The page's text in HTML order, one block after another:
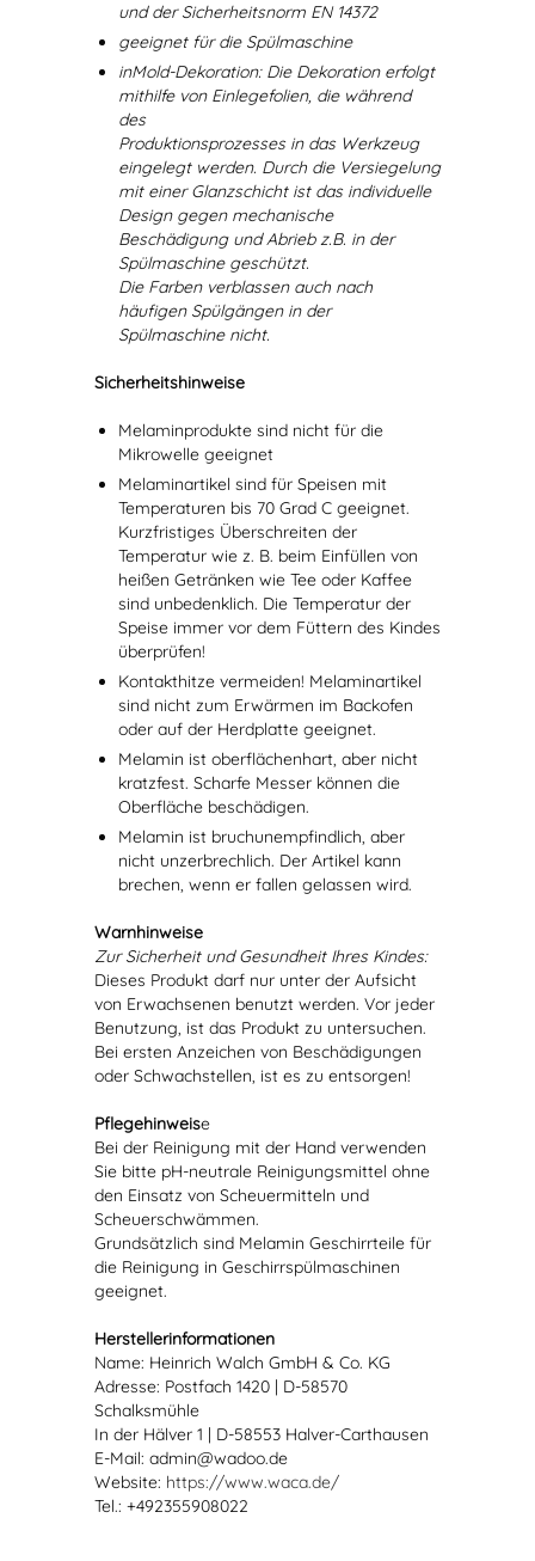
und der Sicherheitsnorm EN 14372
geeignet für die Spülmaschine
inMold-Dekoration: Die Dekoration erfolgt
mithilfe von Einlegefolien, die während
des
Produktionsprozesses in das Werkzeug
eingelegt werden. Durch die Versiegelung
mit einer Glanzschicht ist das individuelle
Design gegen mechanische
Beschädigung und Abrieb z.B. in der
Spülmaschine geschützt.
Die Farben verblassen auch nach
häufigen Spülgängen in der
Spülmaschine nicht.
Sicherheitshinweise
Melaminprodukte sind nicht für die
Mikrowelle geeignet
Melaminartikel sind für Speisen mit
Temperaturen bis 70 Grad C geeignet.
Kurzfristiges Überschreiten der
Temperatur wie z. B. beim Einfüllen von
heißen Getränken wie Tee oder Kaffee
sind unbedenklich. Die Temperatur der
Speise immer vor dem Füttern des Kindes
überprüfen!
Kontakthitze vermeiden! Melaminartikel
sind nicht zum Erwärmen im Backofen
oder auf der Herdplatte geeignet.
Melamin ist oberflächenhart, aber nicht
kratzfest. Scharfe Messer können die
Oberfläche beschädigen.
Melamin ist bruchunempfindlich, aber
nicht unzerbrechlich. Der Artikel kann
brechen, wenn er fallen gelassen wird.
Warnhinweise
Zur Sicherheit und Gesundheit Ihres Kindes:
Dieses Produkt darf nur unter der Aufsicht
von Erwachsenen benutzt werden. Vor jeder
Benutzung, ist das Produkt zu untersuchen.
Bei ersten Anzeichen von Beschädigungen
oder Schwachstellen, ist es zu entsorgen!
Pflegehinweise
Bei der Reinigung mit der Hand verwenden
Sie bitte pH-neutrale Reinigungsmittel ohne
den Einsatz von Scheuermitteln und
Scheuerschwämmen.
Grundsätzlich sind Melamin Geschirrteile für
die Reinigung in Geschirrspülmaschinen
geeignet.
Herstellerinformationen
Name: Heinrich Walch GmbH & Co. KG
Adresse: Postfach 1420 | D-58570
Schalksmühle
In der Hälver 1 | D-58553 Halver-Carthausen
E-Mail: admin@wadoo.de
Website: https://www.waca.de/
Tel.: +492355908022